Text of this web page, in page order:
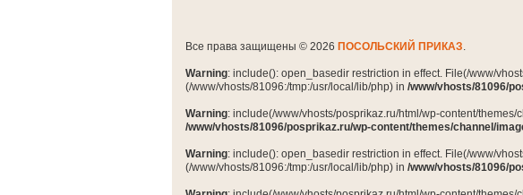
Все права защищены © 2026 ПОСОЛЬСКИЙ ПРИКАЗ.
Warning: include(): open_basedir restriction in effect. File(/www/
(/www/vhosts/81096:/tmp:/usr/local/lib/php) in /www/vhosts/81096/
Warning: include(/www/vhosts/posprikaz.ru/html/wp-content/
/www/vhosts/81096/posprikaz.ru/wp-content/themes/channel/
Warning: include(): open_basedir restriction in effect. File(/www/
(/www/vhosts/81096:/tmp:/usr/local/lib/php) in /www/vhosts/81096/